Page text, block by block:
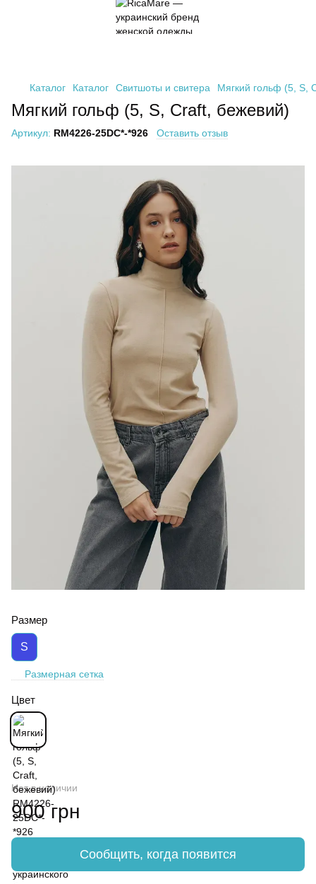
Каталог Каталог Свитшоты и свитера Мягкий гольф (5, S,
Мягкий гольф (5, S, Craft, бежевий)
Артикул: RM4226-25DC*-*926 Оставить отзыв
Размер
S
Размерная сетка
Цвет
Нет в наличии
900 грн
Сообщить, когда появится